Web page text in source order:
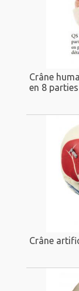
Crâne
en 8 parties
Crâne